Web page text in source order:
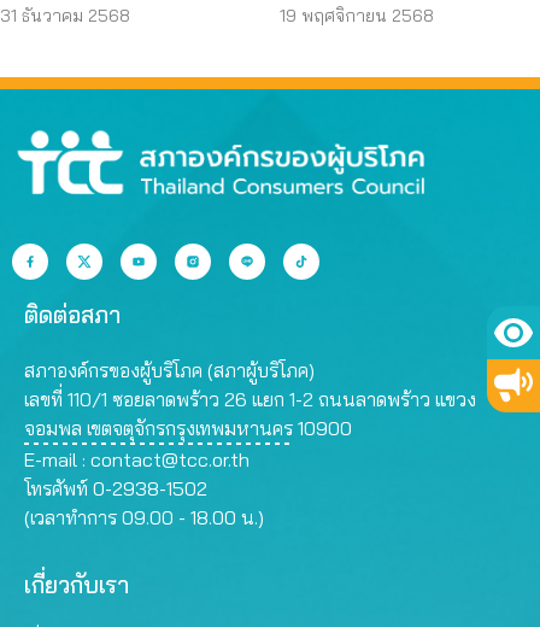
บริโภค สู่ 15 นโยบาย
31 ธันวาคม 2568 19 พฤศจิกายน 2568
ติดต่อสภา
สภาองค์กรของผู้บริโภค (สภาผู้บริโภค)
เลขที่ 110/1 ซอยลาดพร้าว 26 แยก 1-2 ถนนลาดพร้าว แขวง
จอมพล เขตจตุจักรกรุงเทพมหานคร 10900
E-mail : contact@tcc.or.th
โทรศัพท์ 0-2938-1502
(เวลาทำการ 09.00 - 18.00 น.)
เกี่ยวกับเรา